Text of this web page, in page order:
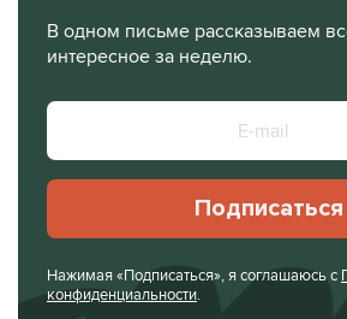
В одном письме рассказываем
интересное за неделю.
Подписаться
Нажимая «Подписаться», я соглашаюсь с
конфиденциальности.